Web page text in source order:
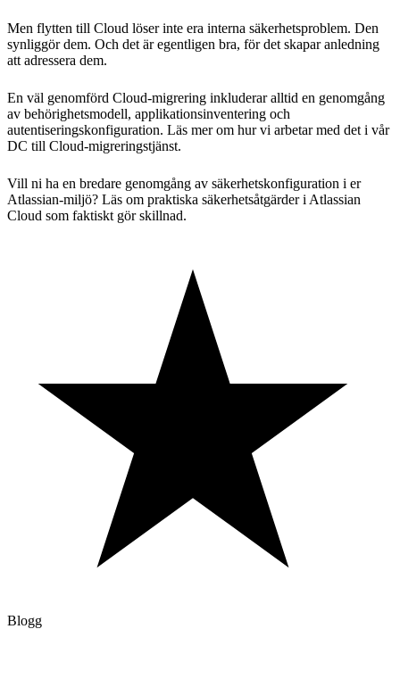
Men flytten till Cloud löser inte era interna säkerhetsproblem. Den
synliggör dem. Och det är egentligen bra, för det skapar anledning
att adressera dem.
En väl genomförd Cloud-migrering inkluderar alltid en genomgång
av behörighetsmodell, applikationsinventering och
autentiseringskonfiguration. Läs mer om hur vi arbetar med det i vår
DC till Cloud-migreringstjänst.
Vill ni ha en bredare genomgång av säkerhetskonfiguration i er
Atlassian-miljö? Läs om praktiska säkerhetsåtgärder i Atlassian
Cloud som faktiskt gör skillnad.
Blogg